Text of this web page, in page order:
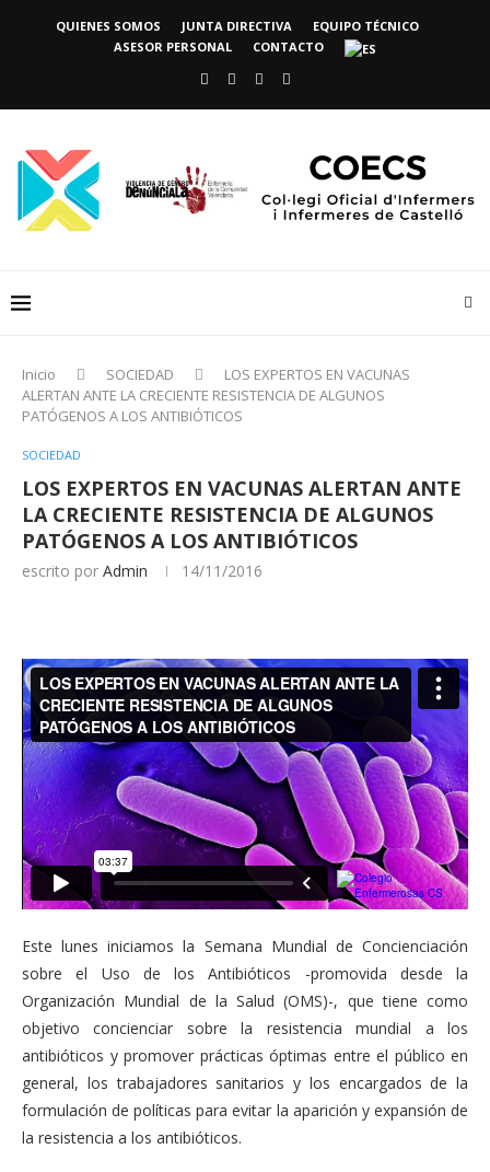
QUIENES SOMOS JUNTA DIRECTIVA
EQUIPO TÉCNICO
ASESOR PERSONAL
CONTACTO
Inicio SOCIEDAD
LOS EXPERTOS EN VACUNAS
ALERTAN ANTE LA CRECIENTE RESISTENCIA DE ALGUNOS
PATÓGENOS A LOS ANTIBIÓTICOS
SOCIEDAD
LOS EXPERTOS EN VACUNAS ALERTAN ANTE
LA CRECIENTE RESISTENCIA DE ALGUNOS
PATÓGENOS A LOS ANTIBIÓTICOS
escrito por Admin 14/11/2016
Este lunes iniciamos la Semana Mundial de Concienciación
sobre el Uso de los Antibióticos -promovida desde la
Organización Mundial de la Salud (OMS)-, que tiene como
objetivo concienciar sobre la resistencia mundial a los
antibióticos y promover prácticas óptimas entre el público en
general, los trabajadores sanitarios y los encargados de la
formulación de políticas para evitar la aparición y expansión de
la resistencia a los antibióticos.